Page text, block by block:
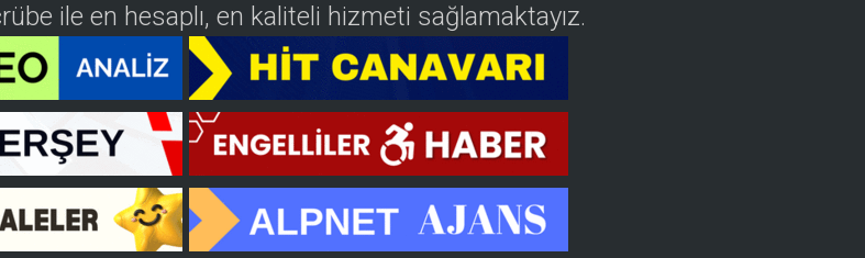
ile en hesaplı, en kaliteli hizmeti sağlamaktayız.